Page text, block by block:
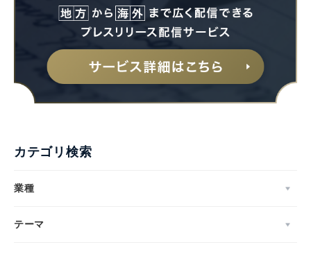
カテゴリ検索
業種
テーマ